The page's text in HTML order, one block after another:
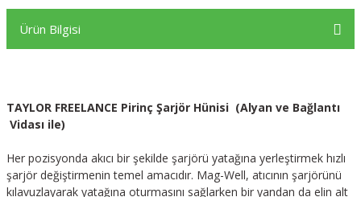
Ürün Bilgisi
TAYLOR FREELANCE Pirinç Şarjör Hünisi (Alyan ve Bağlantı
Vidası ile)
Her pozisyonda akıcı bir şekilde şarjörü yatağına yerleştirmek hızlı
şarjör değiştirmenin temel amacıdır. Mag-Well, atıcının şarjörünü
kılavuzlayarak yatağına oturmasını sağlarken bir yandan da elin alt